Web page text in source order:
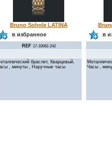
Bruno Sohnle LATINA
в избранное
REF 17-33062-242
браслет, Кварцевый,
, минуты , Наручные часы
в
Часы ,